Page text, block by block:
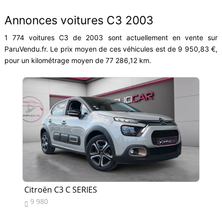
Annonces voitures C3 2003
1 774 voitures C3 de 2003 sont actuellement en vente sur
ParuVendu.fr. Le prix moyen de ces véhicules est de 9 950,83 €,
pour un kilométrage moyen de 77 286,12 km.
Citroën C3 C SERIES
 9 980